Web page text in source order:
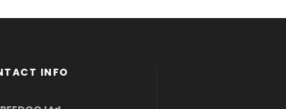
INFO